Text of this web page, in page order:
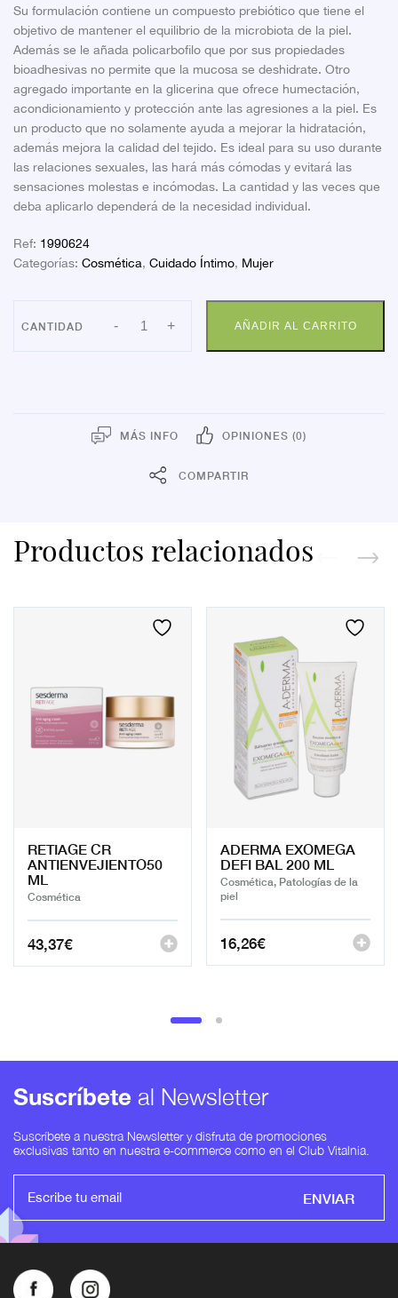
Su formulación contiene un compuesto prebiótico que tiene el
objetivo de mantener el equilibrio de la microbiota de la piel.
Además se le añada policarbofilo que por sus propiedades
bioadhesivas no permite que la mucosa se deshidrate. Otro
agregado importante en la glicerina que ofrece humectación,
acondicionamiento y protección ante las agresiones a la piel. Es
un producto que no solamente ayuda a mejorar la hidratación,
además mejora la calidad del tejido. Es ideal para su uso durante
las relaciones sexuales, las hará más cómodas y evitará las
sensaciones molestas e incómodas. La cantidad y las veces que
deba aplicarlo dependerá de la necesidad individual.
Ref: 1990624
Categorías: Cosmética, Cuidado Íntimo, Mujer
- BE+MED
FEMCONF
+ AÑADIR AL CARRITO
MÁS INFO OPINIONES (0)
COMPARTIR
Productos relacionados
RETIAGE CR
ANTIENVEJIENTO50
ML
Cosmética
43,37€
ADERMA EXOMEGA
DEFI BAL 200 ML
Cosmética, Patologías de la
piel
16,26€
Suscríbete al Newsletter
Suscríbete a nuestra Newsletter y disfruta de promociones
exclusivas tanto en nuestra e-commerce como en el Club Vitalnia.
ENVIAR